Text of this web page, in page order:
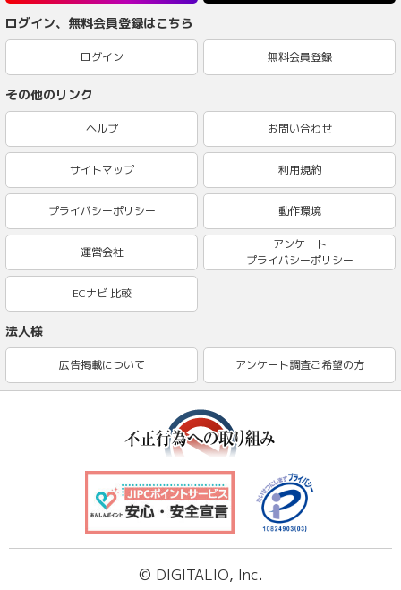
ログイン、無料会員登録はこちら
ログイン 無料会員登録
その他のリンク
ヘルプ お問い合わせ
サイトマップ 利用規約
プライバシーポリシー 動作環境
運営会社
アンケート
プライバシーポリシー
ECナビ 比較
法人様
広告掲載について アンケート調査ご希望の方
© DIGITALIO, Inc.